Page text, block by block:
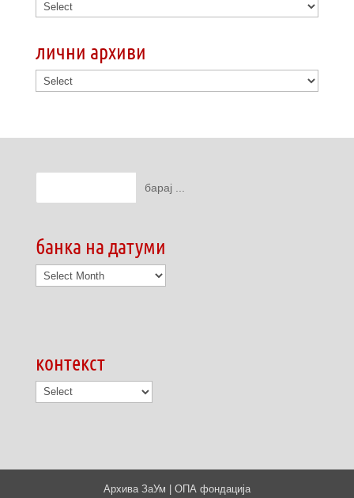
лични архиви
банка на датуми
банка
на
контекст
Архива ЗаУм | ОПА фондација